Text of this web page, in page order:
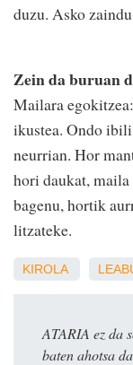
duzu. Asko
Zein da buruan
Mailara
ikustea. Ondo
neurrian. Hor
hori daukat,
bagenu, hortik
litzateke.
KIROLA
ATARIA ez da
baten ahotsa